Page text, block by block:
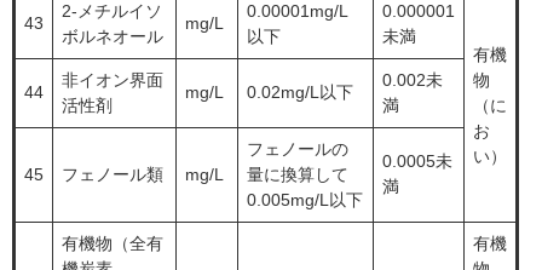
43
2-メチルイソ
ボルネオール
mg/L
0.00001mg/L
以下
0.000001
未満
有機
物
（に
お
い）
44
非イオン界面
活性剤
mg/L 0.02mg/L以下
0.002未
満
45 フェノール類 mg/L
フェノールの
量に換算して
0.005mg/L以下
0.0005未
満
有機物（全有
有機